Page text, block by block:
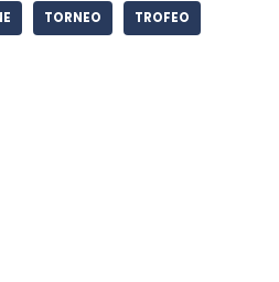
TORNEO TROFEO